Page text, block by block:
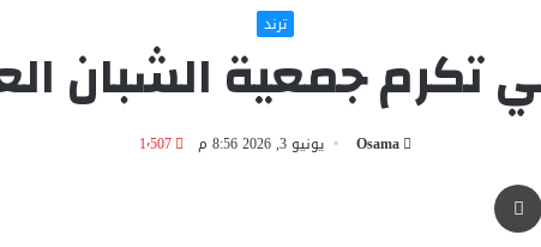
ترند
تكرم جمعية الشبان
Osama يونيو 3, 2026 8:56 م 1٬507